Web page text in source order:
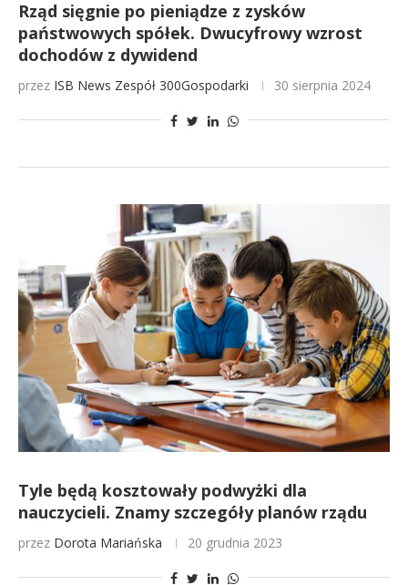
Rząd sięgnie po pieniądze z zysków
państwowych spółek. Dwucyfrowy wzrost
dochodów z dywidend
przez ISB News Zespół 300Gospodarki 30 sierpnia 2024
Tyle będą kosztowały podwyżki dla
nauczycieli. Znamy szczegóły planów rządu
przez Dorota Mariańska 20 grudnia 2023